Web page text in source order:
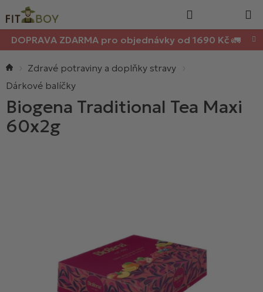
na
obsah
DOPRAVA ZDARMA pro objednávky od 1690 Kč 🚛
košík
Zdravé potraviny a doplňky stravy
Dárkové balíčky
Biogena Traditional Tea Maxi
60x2g